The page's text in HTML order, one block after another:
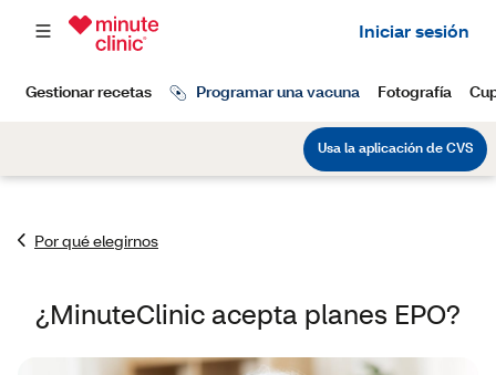
Por qué elegirnos
¿MinuteClinic acepta planes EPO?